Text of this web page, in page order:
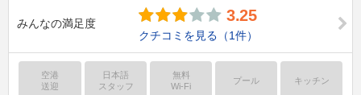
みんなの満足度 3.25
クチコミを見る （1件）
空港
送迎
日本語
スタッフ
無料
Wi-Fi
プール キッチン